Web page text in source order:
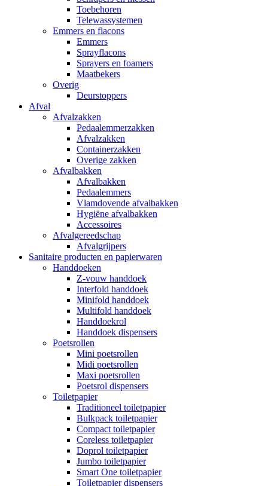
Toebehoren
Telewassystemen
Emmers en flacons
Emmers
Sprayflacons
Sprayers en foamers
Maatbekers
Overig
Deurstoppers
Afval
Afvalzakken
Pedaalemmerzakken
Afvalzakken
Containerzakken
Overige zakken
Afvalbakken
Afvalbakken
Pedaalemmers
Vlamdovende afvalbakken
Hygiëne afvalbakken
Accessoires
Afvalgereedschap
Afvalgrijpers
Sanitaire producten en papierwaren
Handdoeken
Z-vouw handdoek
Interfold handdoek
Minifold handdoek
Multifold handdoek
Handdoekrol
Handdoek dispensers
Poetsrollen
Mini poetsrollen
Midi poetsrollen
Maxi poetsrollen
Poetsrol dispensers
Toiletpapier
Traditioneel toiletpapier
Bulkpack toiletpapier
Compact toiletpapier
Coreless toiletpapier
Doprol toiletpapier
Jumbo toiletpapier
Smart One toiletpapier
Toiletpapier dispensers